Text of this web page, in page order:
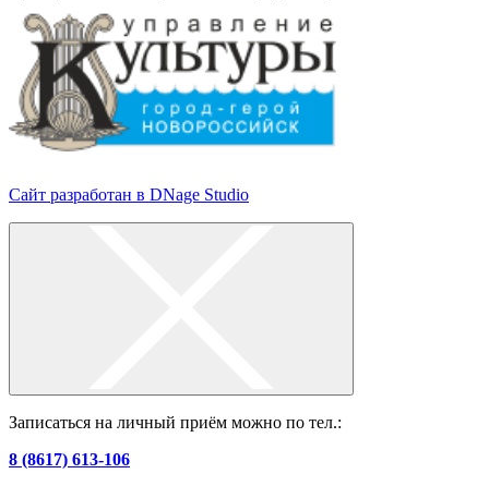
Сайт разработан в DNage Studio
Записаться на личный приём можно по тел.:
8 (8617) 613-106